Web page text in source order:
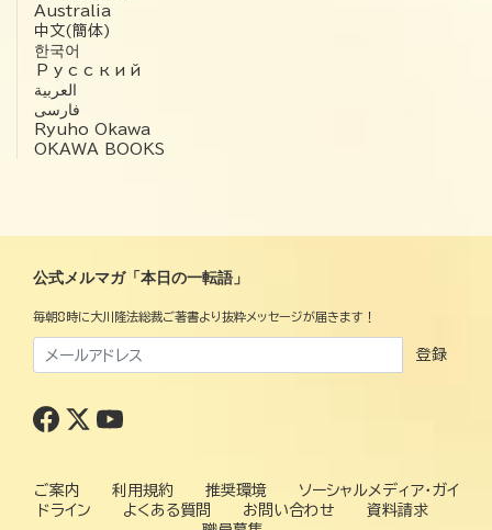
Australia
中文(簡体)
한국어
Русский
العربية‏
فارسی
Ryuho Okawa
OKAWA BOOKS
公式メルマガ「本日の一転語」
毎朝8時に大川隆法総裁ご著書より抜粋メッセージが届きます！
登録
ご案内 利用規約 推奨環境
ソーシャルメディア・ガイ
ドライン
よくある質問 お問い合わせ
資料請求